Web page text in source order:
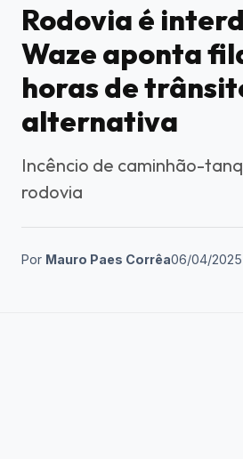
Rodovia é
Waze aponta
horas de
alternativa
Incêncio de caminhão-
rodovia
Por Mauro Paes Corrêa06/04/2025